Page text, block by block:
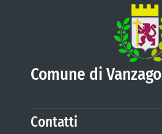
Comune di Vanzago
Contatti